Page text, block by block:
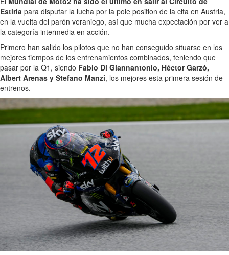
Estiria para disputar la lucha por la pole position de la cita en Austria,
en la vuelta del parón veraniego, así que mucha expectación por ver a
la categoría intermedia en acción.
Primero han salido los pilotos que no han conseguido situarse en los
mejores tiempos de los entrenamientos combinados, teniendo que
pasar por la Q1, siendo Fabio Di Giannantonio, Héctor Garzó,
Albert Arenas y Stefano Manzi, los mejores esta primera sesión de
entrenos.